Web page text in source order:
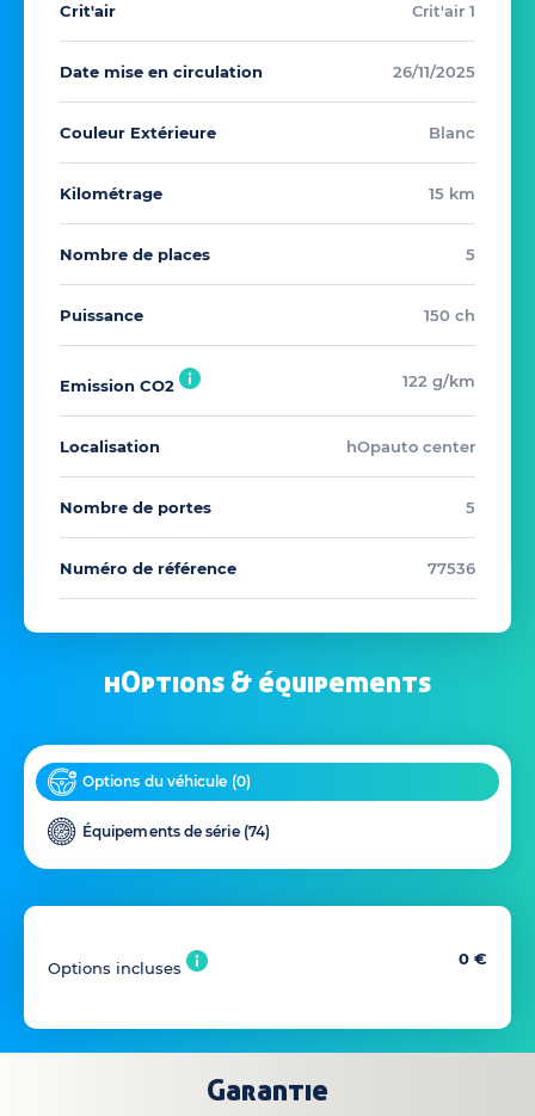
Crit'air Crit'air 1
Date mise en circulation 26/11/2025
Couleur Extérieure Blanc
Kilométrage 15 km
Nombre de places 5
Puissance 150 ch
Emission CO2 122 g/km
Localisation hOpauto center
Nombre de portes 5
Numéro de référence 77536
hOptions & équipements
Options du véhicule (0)
Équipements de série (74)
Options incluses 0 €
Garantie